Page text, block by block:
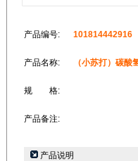
产品编号: 101814442916
产品名称: （小苏打）碳酸
规 格:
产品备注:
产品说明